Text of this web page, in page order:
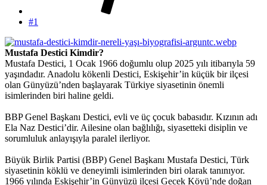
#1
Mustafa Destici Kimdir?
Mustafa Destici, 1 Ocak 1966 doğumlu olup 2025 yılı itibarıyla 59
yaşındadır. Anadolu kökenli Destici, Eskişehir’in küçük bir ilçesi
olan Günyüzü’nden başlayarak Türkiye siyasetinin önemli
isimlerinden biri haline geldi.
BBP Genel Başkanı Destici, evli ve üç çocuk babasıdır. Kızının adı
Ela Naz Destici’dir. Ailesine olan bağlılığı, siyasetteki disiplin ve
sorumluluk anlayışıyla paralel ilerliyor.
Büyük Birlik Partisi (BBP) Genel Başkanı Mustafa Destici, Türk
siyasetinin köklü ve deneyimli isimlerinden biri olarak tanınıyor.
1966 yılında Eskişehir’in Günyüzü ilçesi Gecek Köyü’nde doğan